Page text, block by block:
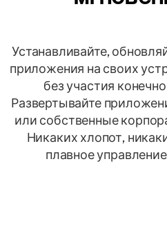
Устанавливайте,
приложения на своих
без участия
Развертывайте
или собственные
Никаких хлопот,
плавное